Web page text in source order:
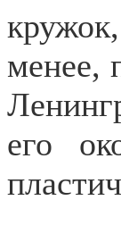
менее,
его